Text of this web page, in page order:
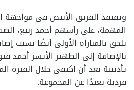
ويفتقد الفريق الأبيض في مواجهة
المهمة، على رأسهم أحمد ربيع،
يلحق بالمباراة الأولى أيضًا بسبب
بالإضافة إلى الظهير الأيسر أحمد
تأديبية بعد أن اكتفى خلال الفترة
فردية بعيدًا عن المجموعة.